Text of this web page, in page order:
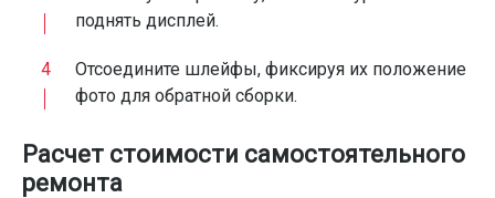
поднять дисплей.
Отсоедините шлейфы, фиксируя их положение
фото для обратной сборки.
Расчет стоимости самостоятельного
ремонта